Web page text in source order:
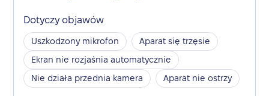
Dotyczy objawów
Uszkodzony mikrofon
Aparat się trzęsie
Ekran nie rozjaśnia automatycznie
Nie działa przednia kamera
Aparat nie ostrzy